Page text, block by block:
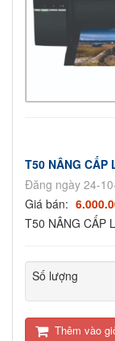
T50 NÂNG CẤP
Đăng ngày 24-
Giá bán:
T50 NÂNG CẤP
Số lượng
Thêm vào